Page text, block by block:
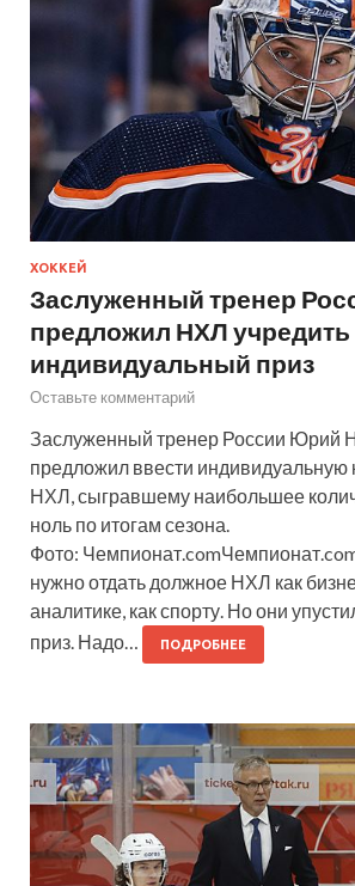
ХОККЕЙ
Заслуженный тренер
предложил НХЛ
индивидуальный приз
Оставьте комментарий
Заслуженный тренер России Юрий
предложил ввести индивидуальную
НХЛ, сыгравшему наибольшее
ноль по итогам сезона.
Фото:
нужно отдать должное НХЛ как
аналитике, как спорту. Но они
приз. Надо…
ПОДРОБНЕЕ